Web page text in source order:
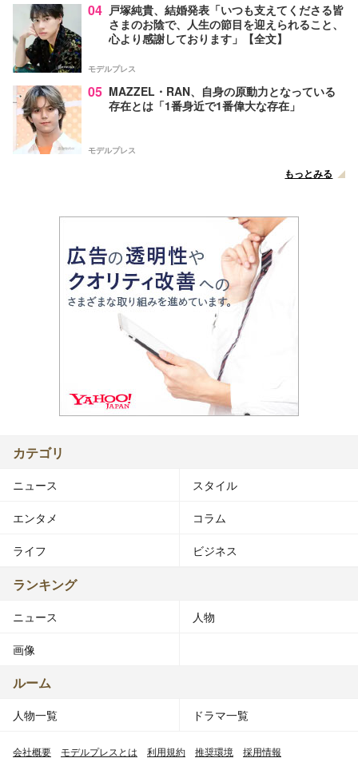
04 戸塚純貴、結婚発表「いつも支えてくださる皆
さまのお陰で、人生の節目を迎えられること、
心より感謝しております」【全文】
モデルプレス
05 MAZZEL・RAN、自身の原動力となっている
存在とは「1番身近で1番偉大な存在」
モデルプレス
もっとみる
カテゴリ
ニュース スタイル
エンタメ コラム
ライフ ビジネス
ランキング
ニュース 人物
画像
ルーム
人物一覧 ドラマ一覧
会社概要 モデルプレスとは 利用規約 推奨環境 採用情報